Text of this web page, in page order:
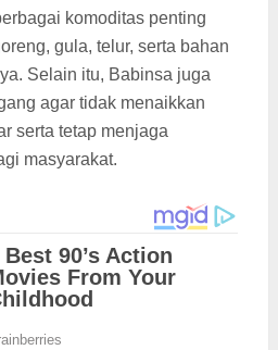
komoditas penting
gula, telur, serta bahan
Selain itu, Babinsa juga
agar tidak menaikkan
serta tetap menjaga
masyarakat.